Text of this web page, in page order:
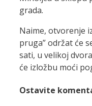
grada.
Naime, otvorenje
pruga” održat će
sati, u velikoj
će izložbu moći
Ostavite